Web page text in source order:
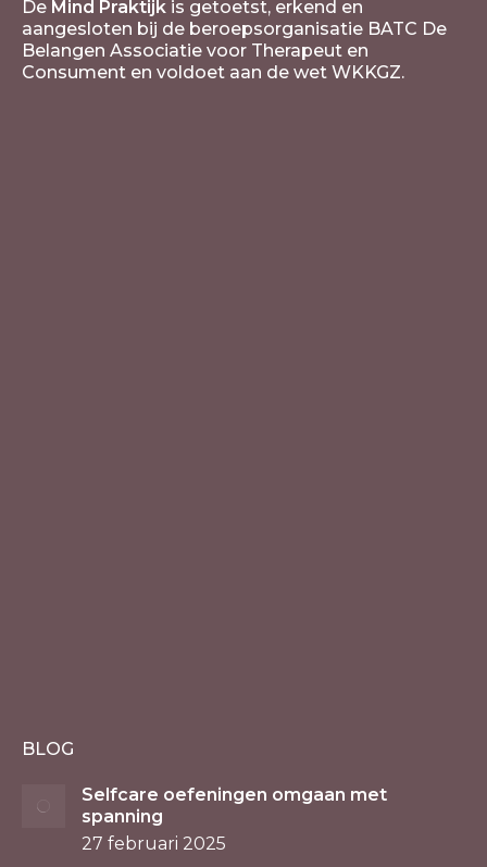
De Mind Praktijk is getoetst, erkend en
aangesloten bij de beroepsorganisatie BATC De
Belangen Associatie voor Therapeut en
Consument en voldoet aan de wet WKKGZ.
BLOG
Selfcare oefeningen omgaan met
spanning
27 februari 2025